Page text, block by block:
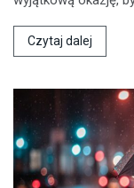
Czytaj dalej